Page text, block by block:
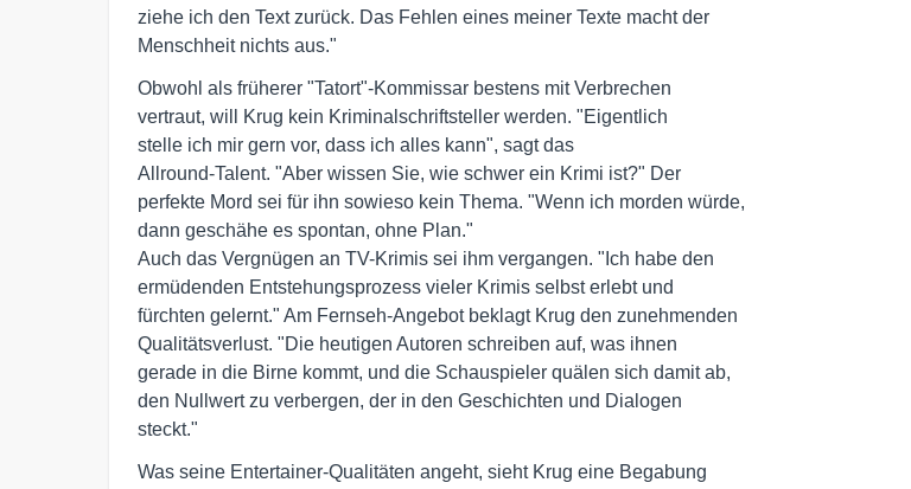
ziehe ich den Text zurück. Das Fehlen eines meiner Texte macht der
Menschheit nichts aus."
Obwohl als früherer "Tatort"-Kommissar bestens mit Verbrechen
vertraut, will Krug kein Kriminalschriftsteller werden. "Eigentlich
stelle ich mir gern vor, dass ich alles kann", sagt das
Allround-Talent. "Aber wissen Sie, wie schwer ein Krimi ist?" Der
perfekte Mord sei für ihn sowieso kein Thema. "Wenn ich morden würde,
dann geschähe es spontan, ohne Plan."
Auch das Vergnügen an TV-Krimis sei ihm vergangen. "Ich habe den
ermüdenden Entstehungsprozess vieler Krimis selbst erlebt und
fürchten gelernt." Am Fernseh-Angebot beklagt Krug den zunehmenden
Qualitätsverlust. "Die heutigen Autoren schreiben auf, was ihnen
gerade in die Birne kommt, und die Schauspieler quälen sich damit ab,
den Nullwert zu verbergen, der in den Geschichten und Dialogen
steckt."
Was seine Entertainer-Qualitäten angeht, sieht Krug eine Begabung